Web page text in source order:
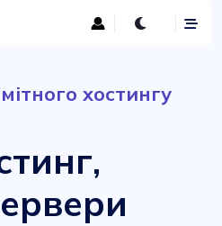
хостингу